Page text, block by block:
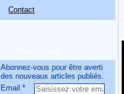
Contact
Abonnez-vous pour être averti
des nouveaux articles publiés.
Email